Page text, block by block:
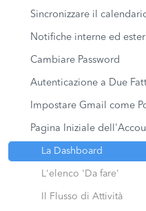
Sincronizzare il
Notifiche interne ed
Cambiare Password
Autenticazione a Due
Impostare Gmail come
Pagina Iniziale
La Dashboard
L'elenco 'Da fare'
Il Flusso di Attività